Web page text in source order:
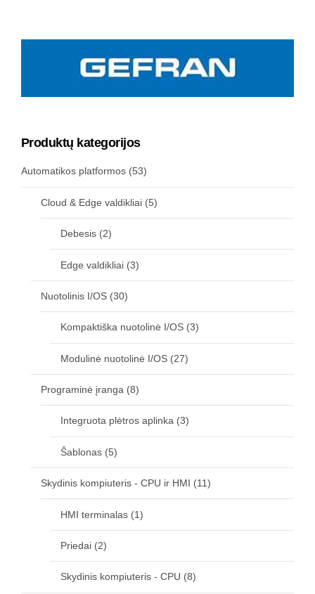
Produktų kategorijos
Automatikos platformos (53)
Cloud & Edge valdikliai (5)
Debesis (2)
Edge valdikliai (3)
Nuotolinis I/OS (30)
Kompaktiška nuotolinė I/OS (3)
Modulinė nuotolinė I/OS (27)
Programinė įranga (8)
Integruota plėtros aplinka (3)
Šablonas (5)
Skydinis kompiuteris - CPU ir HMI (11)
HMI terminalas (1)
Priedai (2)
Skydinis kompiuteris - CPU (8)